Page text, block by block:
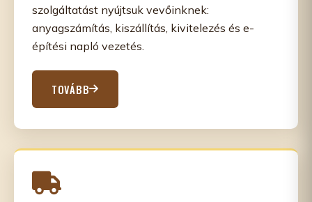
szolgáltatást nyújtsuk vevőinknek:
anyagszámítás, kiszállítás, kivitelezés és e-
építési napló vezetés.
TOVÁBB